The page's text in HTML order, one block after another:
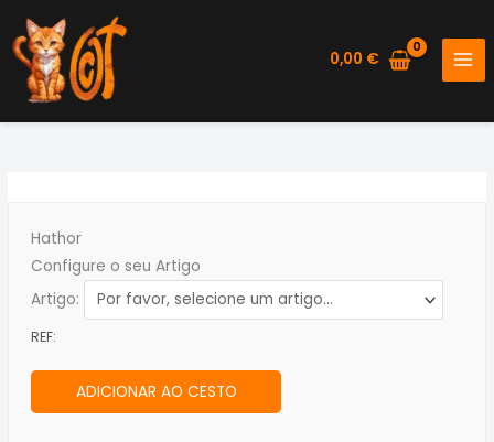
to
content
0,00 €
Hathor
Configure o seu Artigo
Artigo:
REF:
ADICIONAR AO CESTO